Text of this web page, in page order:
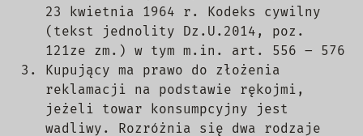
23 kwietnia 1964 r. Kodeks cywilny
(tekst jednolity Dz.U.2014, poz.
121ze zm.) w tym m.in. art. 556 – 576
Kupujący ma prawo do złożenia
reklamacji na podstawie rękojmi,
jeżeli towar konsumpcyjny jest
wadliwy. Rozróżnia się dwa rodzaje